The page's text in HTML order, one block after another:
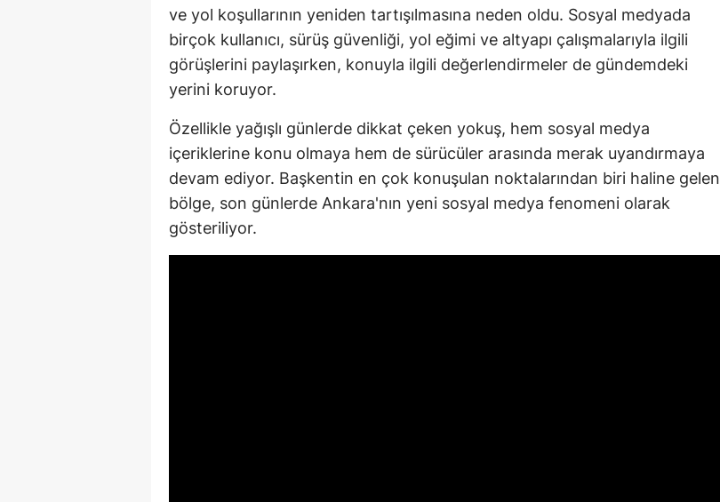
ve yol koşullarının yeniden tartışılmasına neden oldu. Sosyal medyada
birçok kullanıcı, sürüş güvenliği, yol eğimi ve altyapı çalışmalarıyla ilgili
görüşlerini paylaşırken, konuyla ilgili değerlendirmeler de gündemdeki
yerini koruyor.
Özellikle yağışlı günlerde dikkat çeken yokuş, hem sosyal medya
içeriklerine konu olmaya hem de sürücüler arasında merak uyandırmaya
devam ediyor. Başkentin en çok konuşulan noktalarından biri haline gelen
bölge, son günlerde Ankara'nın yeni sosyal medya fenomeni olarak
gösteriliyor.